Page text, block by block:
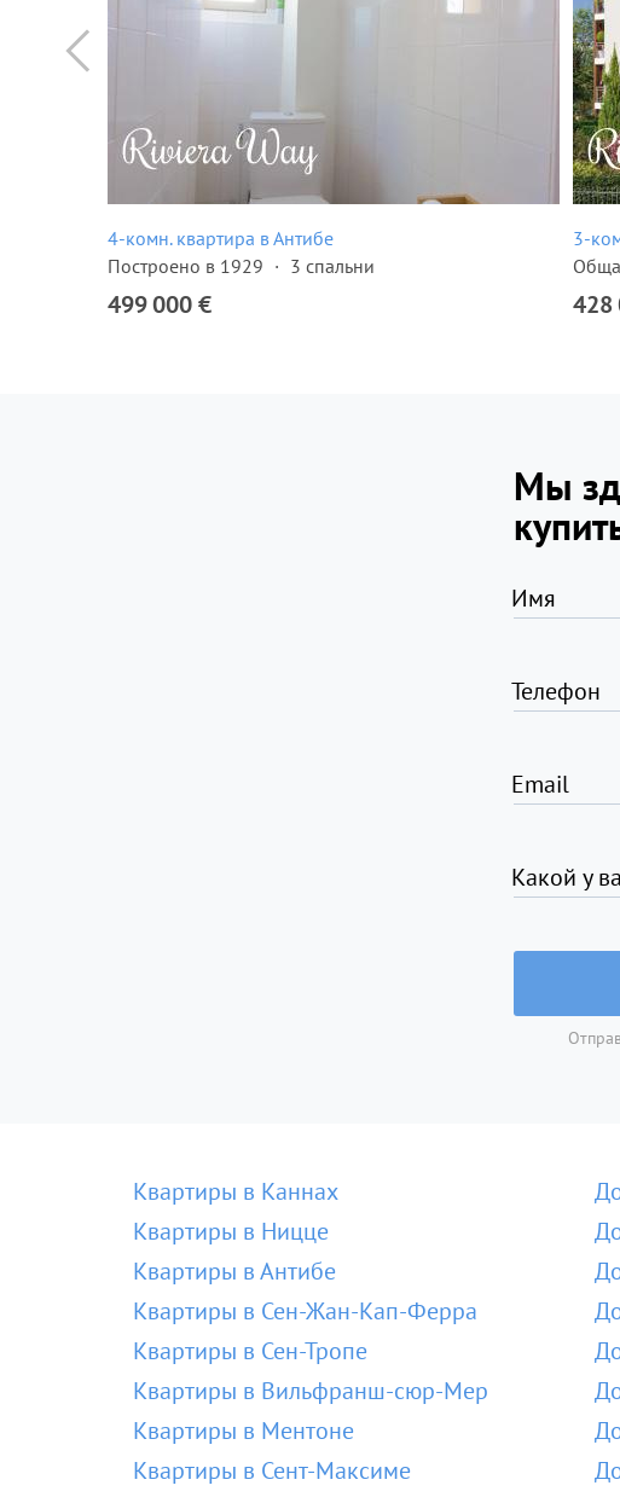
4-комн. квартира в Антибе
Построено в 1929
3 спальни
499 000 €
3-
428
Мы
Имя
Телефон
Email
Какой у
Квартиры в Каннах
Квартиры в Ницце
Квартиры в Антибе
Квартиры в Сен-Жан-Кап-Ферра
Квартиры в Сен-Тропе
Квартиры в Вильфранш-сюр-Мер
Квартиры в Ментоне
Квартиры в Сент-Максиме